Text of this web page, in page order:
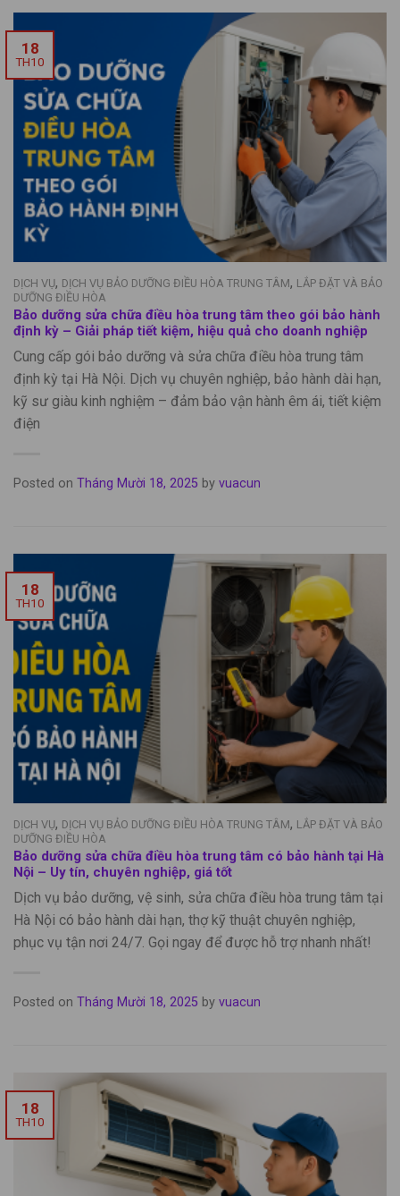
18
TH10
DỊCH VỤ, DỊCH VỤ BẢO DƯỠNG ĐIỀU HÒA TRUNG TÂM, LẮP ĐẶT VÀ BẢO
DƯỠNG ĐIỀU HÒA
Bảo dưỡng sửa chữa điều hòa trung tâm theo gói bảo hành
định kỳ – Giải pháp tiết kiệm, hiệu quả cho doanh nghiệp
Cung cấp gói bảo dưỡng và sửa chữa điều hòa trung tâm
định kỳ tại Hà Nội. Dịch vụ chuyên nghiệp, bảo hành dài hạn,
kỹ sư giàu kinh nghiệm – đảm bảo vận hành êm ái, tiết kiệm
điện
Posted on Tháng Mười 18, 2025 by vuacun
18
TH10
DỊCH VỤ, DỊCH VỤ BẢO DƯỠNG ĐIỀU HÒA TRUNG TÂM, LẮP ĐẶT VÀ BẢO
DƯỠNG ĐIỀU HÒA
Bảo dưỡng sửa chữa điều hòa trung tâm có bảo hành tại Hà
Nội – Uy tín, chuyên nghiệp, giá tốt
Dịch vụ bảo dưỡng, vệ sinh, sửa chữa điều hòa trung tâm tại
Hà Nội có bảo hành dài hạn, thợ kỹ thuật chuyên nghiệp,
phục vụ tận nơi 24/7. Gọi ngay để được hỗ trợ nhanh nhất!
Posted on Tháng Mười 18, 2025 by vuacun
18
TH10